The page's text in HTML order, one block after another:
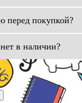
перед покупкой?
в наличии?